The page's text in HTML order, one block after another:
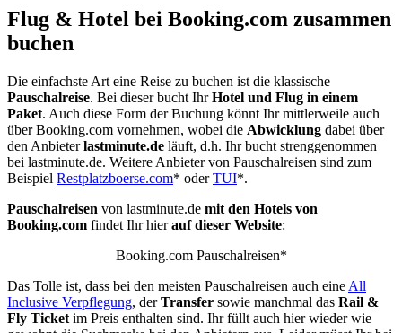
Flug & Hotel bei Booking.com zusammen
buchen
Die einfachste Art eine Reise zu buchen ist die klassische
Pauschalreise. Bei dieser bucht IhrHotel und Flug in einem
Paket. Auch diese Form der Buchung könnt Ihr mittlerweile auch
über Booking.com vornehmen, wobei die Abwicklung dabei über
den Anbieterlastminute.de läuft, d.h. Ihr bucht strenggenommen
bei lastminute.de. Weitere Anbieter von Pauschalreisen sind zum
Beispiel Restplatzboerse.com* oderTUI*.
Pauschalreisen von lastminute.de mit den Hotels von
Booking.com findet Ihr hierauf dieser Website:
Booking.com Pauschalreisen*
Das Tolle ist, dass bei den meisten Pauschalreisen auch eine All
Inclusive Verpflegung, derTransfer sowie manchmal das Rail &
Fly Ticket im Preis enthalten sind. Ihr füllt auch hier wieder wie